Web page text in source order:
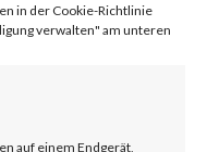
in der Cookie-Richtlinie
verwalten" am unteren
auf einem Endgerät,